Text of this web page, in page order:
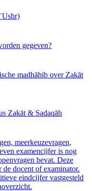
gegeven?
madhāhib over Zakāt
Zakāt & Sadaqāh
meerkeuzevragen,
examencijfer is nog
bevat. Deze
de docent of examinator.
eindcijfer vastgesteld